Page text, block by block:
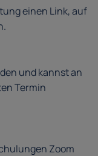
einen Link, auf
und kannst an
Termin
Zoom